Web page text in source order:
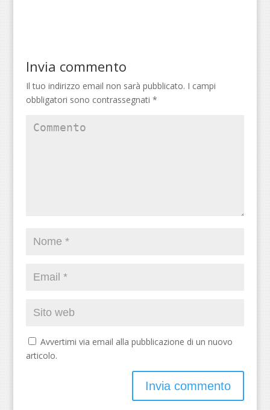
Invia commento
Il tuo indirizzo email non sarà pubblicato. I campi
obbligatori sono contrassegnati *
Avvertimi via email alla pubblicazione di un nuovo
articolo.